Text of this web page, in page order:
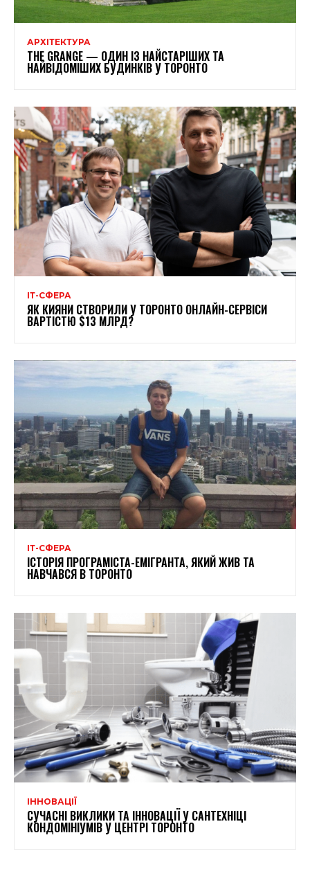
АРХІТЕКТУРА
THE GRANGE — ОДИН ІЗ НАЙСТАРІШИХ ТА
НАЙВІДОМІШИХ БУДИНКІВ У ТОРОНТО
ІТ-СФЕРА
ЯК КИЯНИ СТВОРИЛИ У ТОРОНТО ОНЛАЙН-СЕРВІСИ
ВАРТІСТЮ $13 МЛРД?
ІТ-СФЕРА
ІСТОРІЯ ПРОГРАМІСТА-ЕМІГРАНТА, ЯКИЙ ЖИВ ТА
НАВЧАВСЯ В ТОРОНТО
ІННОВАЦІЇ
СУЧАСНІ ВИКЛИКИ ТА ІННОВАЦІЇ У САНТЕХНІЦІ
КОНДОМІНІУМІВ У ЦЕНТРІ ТОРОНТО